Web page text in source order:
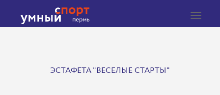
Toggle
ЭСТАФЕТА "ВЕСЕЛЫЕ СТАРТЫ"